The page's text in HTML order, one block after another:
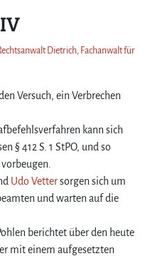
Dietrich, Fachanwalt für
Versuch, ein Verbrechen
kann sich
§ 412 S. 1 StPO, und so
Udo Vettersorgen sich um
und warten auf die
berichtet über den heute
mit einem aufgesetzten